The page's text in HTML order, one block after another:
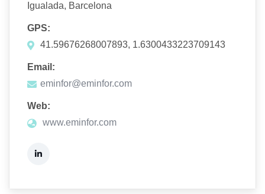
Igualada, Barcelona
GPS:
41.59676268007893, 1.6300433223709143
Email:
eminfor@eminfor.com
Web:
www.eminfor.com